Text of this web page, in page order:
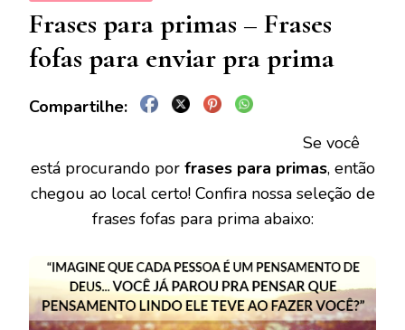
Frases para primas – Frases
fofas para enviar pra prima
Se você
está procurando por frases para primas, então
chegou ao local certo! Confira nossa seleção de
frases fofas para prima abaixo: